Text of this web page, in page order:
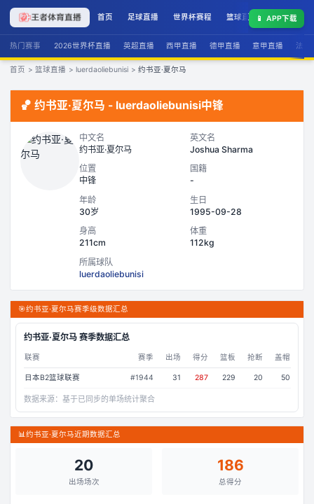
首页 足球直播 世界杯赛程 篮球直播 联赛积分
📱 APP下载
热门赛事 2026世界杯直播 英超直播 西甲直播 德甲直播 意甲直播 法甲
首页 > 篮球直播 > luerdaoliebunisi > 约书亚·夏尔马
🏀 约书亚·夏尔马 - luerdaoliebunisi中锋
中文名
约书亚·夏尔马
英文名
Joshua Sharma
位置
中锋
国籍
-
年龄
30岁
生日
1995-09-28
身高
211cm
体重
112kg
所属球队
luerdaoliebunisi
🎯约书亚·夏尔马赛季级数据汇总
约书亚·夏尔马赛季数据汇总
联赛 赛季 出场 得分 篮板 抢断 盖帽
日本B2篮球联赛 #1944 31 287 229 20 50
数据来源： 基于已同步的单场统计聚合
📊约书亚·夏尔马近期数据汇总
20
出场场次
186
总得分